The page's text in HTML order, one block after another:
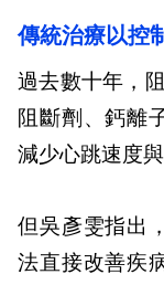
傳統治療以控
過去數十年，
阻斷劑、鈣離
減少心跳速度
但吳彥雯指出
法直接改善疾